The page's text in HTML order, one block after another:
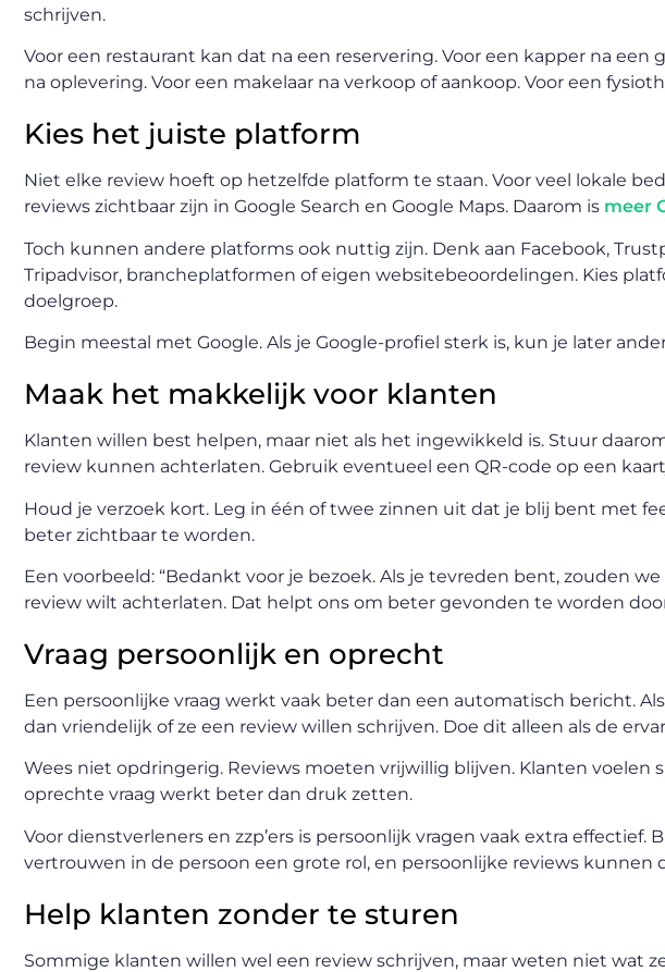
schrijven.
Voor een restaurant kan dat na een reservering. Voor een kapper na
na oplevering. Voor een makelaar na verkoop of aankoop. Voor een
Kies het juiste platform
Niet elke review hoeft op hetzelfde platform te staan. Voor veel lokale
reviews zichtbaar zijn in Google Search en Google Maps. Daarom is meer
Toch kunnen andere platforms ook nuttig zijn. Denk aan Facebook,
Tripadvisor, brancheplatformen of eigen websitebeoordelingen. Kies
doelgroep.
Begin meestal met Google. Als je Google-profiel sterk is, kun je later
Maak het makkelijk voor klanten
Klanten willen best helpen, maar niet als het ingewikkeld is. Stuur
review kunnen achterlaten. Gebruik eventueel een QR-code op een
Houd je verzoek kort. Leg in één of twee zinnen uit dat je blij bent met
beter zichtbaar te worden.
Een voorbeeld: “Bedankt voor je bezoek. Als je tevreden bent, zouden
review wilt achterlaten. Dat helpt ons om beter gevonden te worden
Vraag persoonlijk en oprecht
Een persoonlijke vraag werkt vaak beter dan een automatisch bericht.
dan vriendelijk of ze een review willen schrijven. Doe dit alleen als de
Wees niet opdringerig. Reviews moeten vrijwillig blijven. Klanten voelen
oprechte vraag werkt beter dan druk zetten.
Voor dienstverleners en zzp’ers is persoonlijk vragen vaak extra effectief.
vertrouwen in de persoon een grote rol, en persoonlijke reviews kunnen
Help klanten zonder te sturen
Sommige klanten willen wel een review schrijven, maar weten niet wat